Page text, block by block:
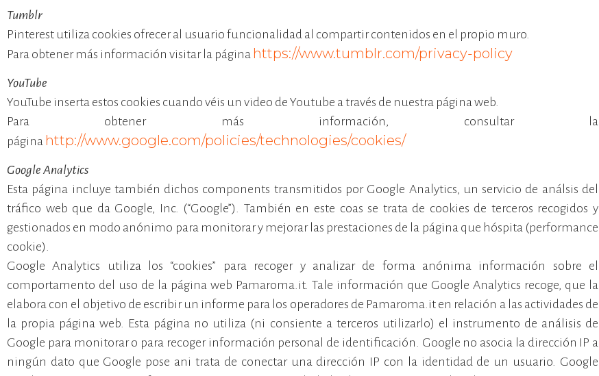
Tumblr
Pinterest utiliza cookies ofrecer al usuario funcionalidad al compartir contenidos en el propio muro.
Para obtener más información visitar la página https://www.tumblr.com/privacy-policy
YouTube
YouTube inserta estos cookies cuando véis un video de Youtube a través de nuestra página web.
Para obtener más información, consultar la
página http://www.google.com/policies/technologies/cookies/
Google Analytics
Esta página incluye también dichos components transmitidos por Google Analytics, un servicio de análsis del
tráfico web que da Google, Inc. (“Google”). También en este coas se trata de cookies de terceros recogidos y
gestionados en modo anónimo para monitorar y mejorar las prestaciones de la página que hóspita (performance
cookie).
Google Analytics utiliza los “cookies” para recoger y analizar de forma anónima información sobre el
comportamento del uso de la página web Pamaroma.it. Tale información que Google Analytics recoge, que la
elabora con el objetivo de escribir un informe para los operadores de Pamaroma.it en relación a las actividades de
la propia página web. Esta página no utiliza (ni consiente a terceros utilizarlo) el instrumento de análisis de
Google para monitorar o para recoger información personal de identificación. Google no asocia la dirección IP a
ningún dato que Google pose ani trata de conectar una dirección IP con la identidad de un usuario. Google